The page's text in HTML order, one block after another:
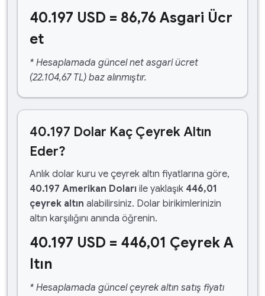
40.197 USD = 86,76 Asgari Ücr
et
* Hesaplamada güncel net asgari ücret
(22.104,67 TL) baz alınmıştır.
40.197 Dolar Kaç Çeyrek Altın
Eder?
Anlık dolar kuru ve çeyrek altın fiyatlarına göre,
40.197 Amerikan Doları ile yaklaşık 446,01
çeyrek altın alabilirsiniz. Dolar birikimlerinizin
altın karşılığını anında öğrenin.
40.197 USD = 446,01 Çeyrek A
ltın
* Hesaplamada güncel çeyrek altın satış fiyatı